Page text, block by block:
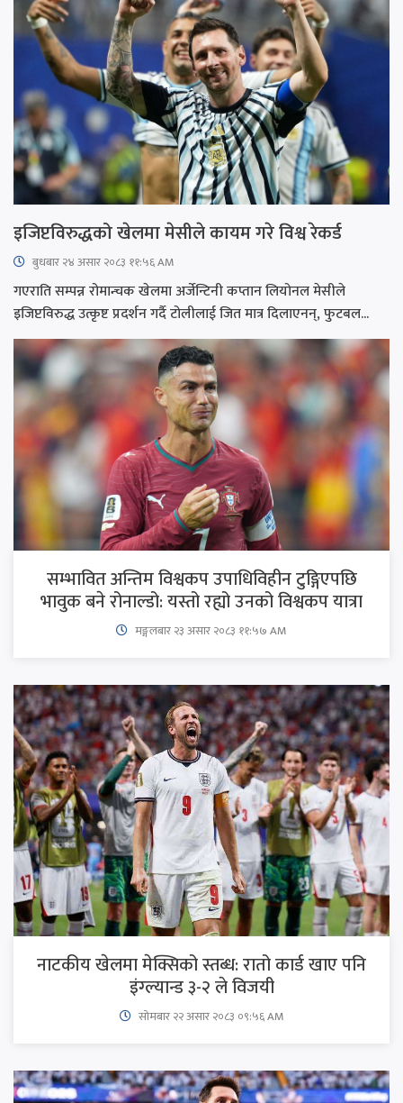
इजिप्टविरुद्धको खेलमा मेसीले कायम गरे विश्व रेकर्ड
बुधबार २४ असार २०८३ ११:५६ AM
गएराति सम्पन्न रोमान्चक खेलमा अर्जेन्टिनी कप्तान लियोनल मेसीले
इजिप्टविरुद्ध उत्कृष्ट प्रदर्शन गर्दै टोलीलाई जित मात्र दिलाएनन्, फुटबल...
सम्भावित अन्तिम विश्वकप उपाधिविहीन टुङ्गिएपछि
भावुक बने रोनाल्डो: यस्तो रह्यो उनको विश्वकप यात्रा
मङ्गलबार २३ असार २०८३ ११:५७ AM
नाटकीय खेलमा मेक्सिको स्तब्ध: रातो कार्ड खाए पनि
इंग्ल्यान्ड ३-२ ले विजयी
सोमबार २२ असार २०८३ ०९:५६ AM